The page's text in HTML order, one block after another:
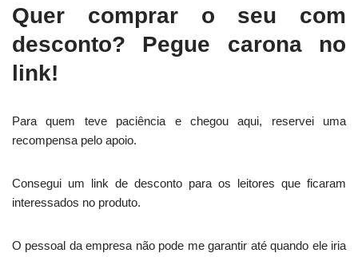
Quer comprar o seu com
desconto? Pegue carona no
link!
Para quem teve paciência e chegou aqui, reservei uma
recompensa pelo apoio.
Consegui um link de desconto para os leitores que ficaram
interessados no produto.
O pessoal da empresa não pode me garantir até quando ele iria